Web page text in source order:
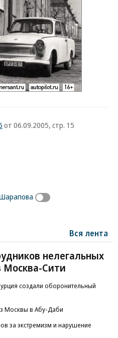
от 06.09.2005, стр. 15
Вся лента
нелегальных
Москва-Сити
создали оборонительный
Москвы в Абу-Даби
за экстремизм и нарушение